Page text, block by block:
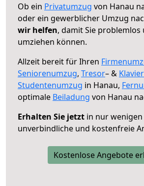
Ob ein Privatumzug von Hanau
oder ein gewerblicher Umzug
wir helfen, damit Sie
umziehen können.
Allzeit bereit für Ihren
Seniorenumzug, Tresor– &
Studentenumzug in Hanau,
optimale Beiladung von Hanau
Erhalten Sie jetzt in nur
unverbindliche und kostenfreie
Kostenlose Angebote